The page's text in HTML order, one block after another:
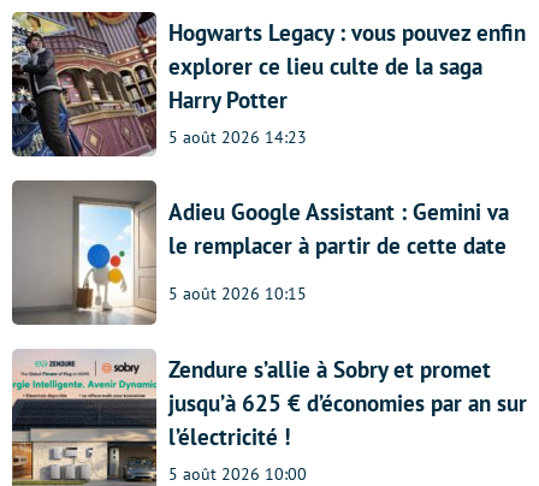
Hogwarts Legacy : vous pouvez enfin
explorer ce lieu culte de la saga
Harry Potter
5 août 2026 14:23
Adieu Google Assistant : Gemini va
le remplacer à partir de cette date
5 août 2026 10:15
Zendure s’allie à Sobry et promet
jusqu’à 625 € d’économies par an sur
l’électricité !
5 août 2026 10:00